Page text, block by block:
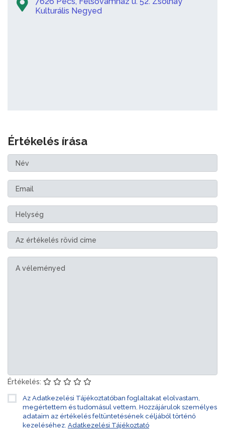
Kulturális Negyed
Értékelés írása
Értékelés:
Az Adatkezelési Tájékoztatóban foglaltakat elolvastam,
megértettem és tudomásul vettem. Hozzájárulok személyes
adataim az értékelés feltüntetésének céljából történő
kezeléséhez. Adatkezelési Tájékoztató